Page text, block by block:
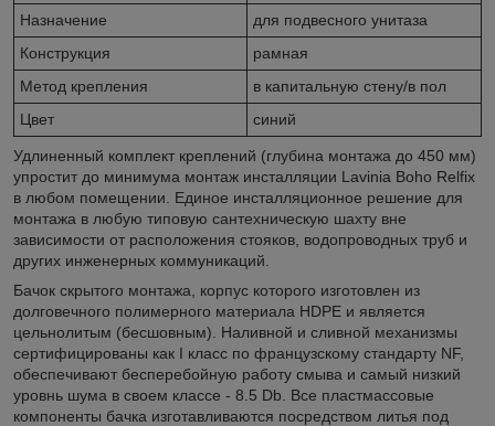
Назначение
для подвесного унитаза
Конструкция
рамная
Метод крепления
в капитальную стену/в пол
Цвет
синий
Удлиненный комплект креплений (глубина монтажа до 450 мм)
упростит до минимума монтаж инсталляции Lavinia Boho Relfix
в любом помещении. Единое инсталляционное решение для
монтажа в любую типовую сантехническую шахту вне
зависимости от расположения стояков, водопроводных труб и
других инженерных коммуникаций.
Бачок скрытого монтажа, корпус которого изготовлен из
долговечного полимерного материала HDPE и является
цельнолитым (бесшовным). Наливной и сливной механизмы
сертифицированы как I класс по французскому стандарту NF,
обеспечивают бесперебойную работу смыва и самый низкий
уровнь шума в своем классе - 8.5 Db. Все пластмассовые
компоненты бачка изготавливаются посредством литья под